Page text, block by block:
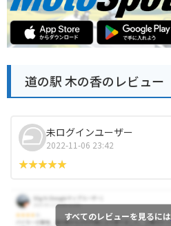
道の駅 木の香のレビュー
未ログインユーザー
2022-11-06 23:42
すべてのレビューを見るには